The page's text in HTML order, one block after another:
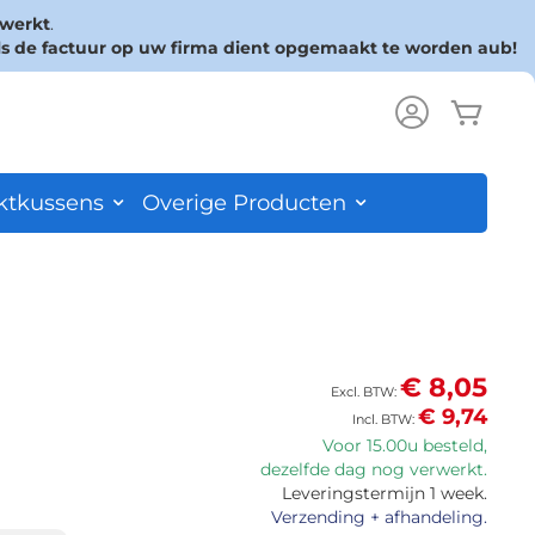
.
de factuur op uw firma dient opgemaakt te worden aub!
Overige Producten
€ 9,74
€ 8,05
Voor 15.00u besteld,
dezelfde dag nog verwerkt.
Leveringstermijn 1 week.
Verzending + afhandeling.